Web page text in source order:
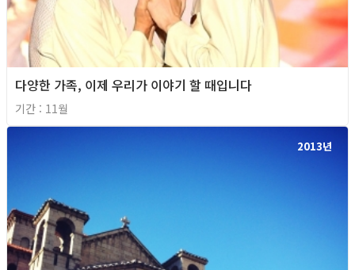
다양한 가족, 이제 우리가 이야기 할 때입니다
기간 : 11월
2013년